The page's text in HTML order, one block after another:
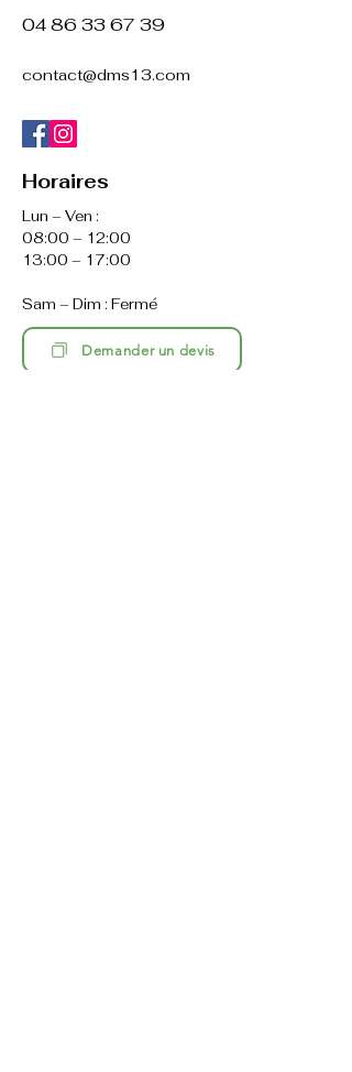
​04 86 33 67 39
contact@dms13.com
Horaires
Lun – Ven :
08:00 – 12:00
13:00 – 17:00
Sam – Dim : Fermé
Demander un devis